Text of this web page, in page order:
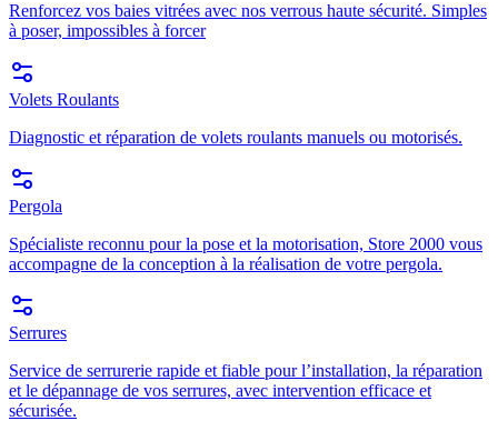
Renforcez vos baies vitrées avec nos verrous haute sécurité. Simples
à poser, impossibles à forcer
Volets Roulants
Diagnostic et réparation de volets roulants manuels ou motorisés.
Pergola
Spécialiste reconnu pour la pose et la motorisation, Store 2000 vous
accompagne de la conception à la réalisation de votre pergola.
Serrures
Service de serrurerie rapide et fiable pour l’installation, la réparation
et le dépannage de vos serrures, avec intervention efficace et
sécurisée.